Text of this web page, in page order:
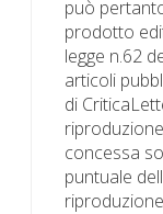
può
prodotto
legge n.62
articoli
di
concessa
puntuale